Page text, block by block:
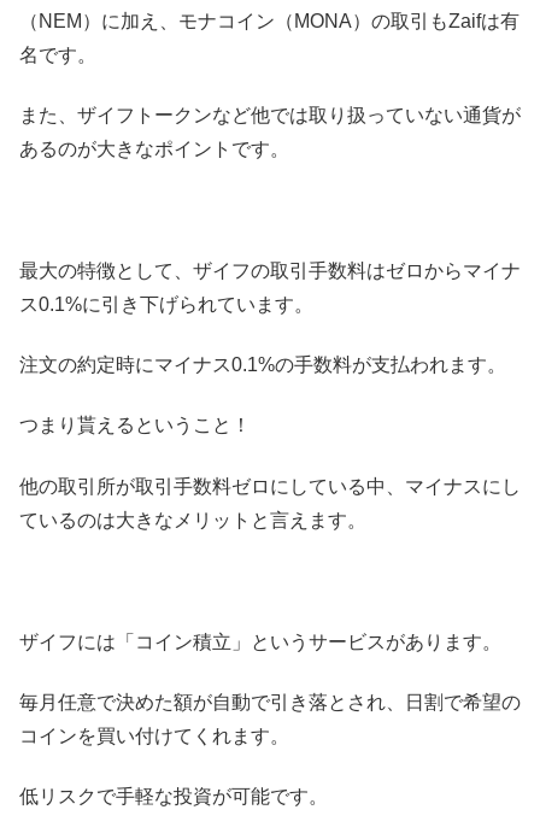
（NEM）に加え、モナコイン（MONA）の取引もZaifは有
名です。
また、ザイフトークンなど他では取り扱っていない通貨が
あるのが大きなポイントです。
最大の特徴として、ザイフの取引手数料はゼロからマイナ
ス0.1%に引き下げられています。
注文の約定時にマイナス0.1%の手数料が支払われます。
つまり貰えるということ！
他の取引所が取引手数料ゼロにしている中、マイナスにし
ているのは大きなメリットと言えます。
ザイフには「コイン積立」というサービスがあります。
毎月任意で決めた額が自動で引き落とされ、日割で希望の
コインを買い付けてくれます。
低リスクで手軽な投資が可能です。